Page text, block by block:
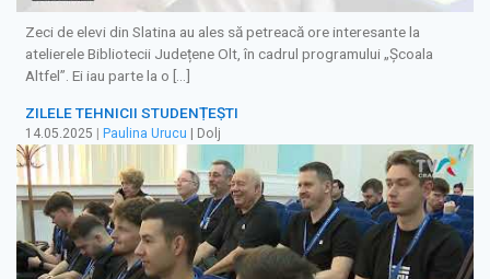
Zeci de elevi din Slatina au ales să petreacă ore interesante la
atelierele Bibliotecii Județene Olt, în cadrul programului „Școala
Altfel”. Ei iau parte la o […]
ZILELE TEHNICII STUDENȚEȘTI
14.05.2025 Paulina Urucu | Dolj